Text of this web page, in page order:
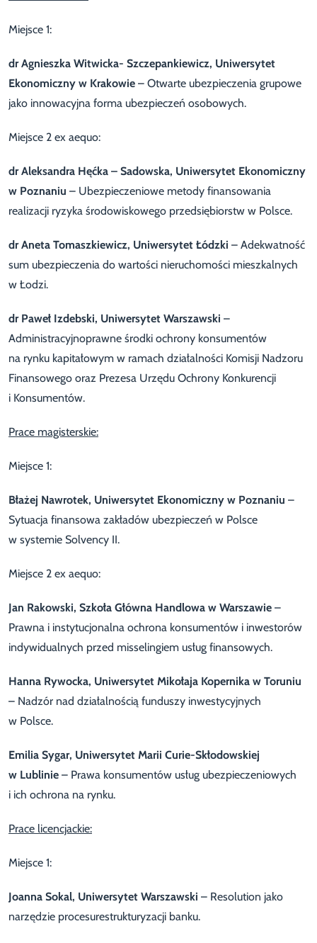
Miejsce 1:
drAgnieszka Witwicka- Szczepankiewicz, Uniwersytet
Ekonomiczny w Krakowie – Otwarte ubezpieczenia grupowe
jako innowacyjna forma ubezpieczeń osobowych.
Miejsce 2 ex aequo:
dr Aleksandra Hęćka – Sadowska, Uniwersytet Ekonomiczny
w Poznaniu – Ubezpieczeniowe metody finansowania
realizacji ryzyka środowiskowego przedsiębiorstw w Polsce.
drAneta Tomaszkiewicz, Uniwersytet Łódzki – Adekwatność
sum ubezpieczenia do wartości nieruchomości mieszkalnych
w Łodzi.
dr Paweł Izdebski, Uniwersytet Warszawski –
Administracyjnoprawne środki ochrony konsumentów
na rynku kapitałowym w ramach działalności Komisji Nadzoru
Finansowego oraz Prezesa Urzędu Ochrony Konkurencji
i Konsumentów.
Prace magisterskie:
Miejsce 1:
Błażej Nawrotek, Uniwersytet Ekonomiczny w Poznaniu –
Sytuacja finansowa zakładów ubezpieczeń w Polsce
w systemie Solvency II.
Miejsce 2 ex aequo:
Jan Rakowski, Szkoła Główna Handlowa w Warszawie –
Prawna i instytucjonalna ochrona konsumentów i inwestorów
indywidualnych przed misselingiem usług finansowych.
Hanna Rywocka, Uniwersytet Mikołaja Kopernika w Toruniu
– Nadzór nad działalnością funduszy inwestycyjnych
w Polsce.
Emilia Sygar, Uniwersytet Marii Curie-Skłodowskiej
w Lublinie – Prawa konsumentów usług ubezpieczeniowych
i ich ochrona na rynku.
Prace licencjackie:
Miejsce 1:
Joanna Sokal, Uniwersytet Warszawski – Resolution jako
narzędzie procesurestrukturyzacji banku.